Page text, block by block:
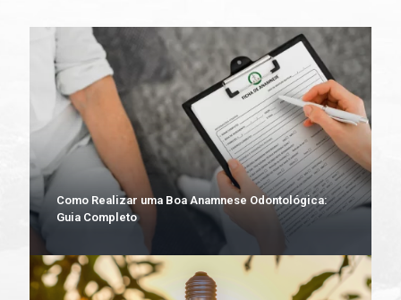
Como Realizar uma Boa Anamnese Odontológica:
Guia Completo